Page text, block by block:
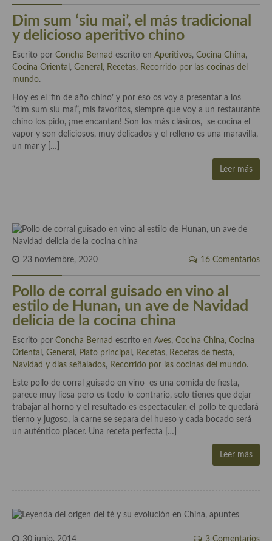
El mundo del vino y las bebidas
En la mesa: menaje, vajilla, técnicas de emplatado, decoración
Especias, hierbas, condimentos, espesantes y aditivos
Historia de la gastronomía, platos celebres, cocineros, críticos,
historias culinarias y otras cosas
Origen y evolución de la comida
Viajes eno-gastro-turísticos
Las opiniones de la «Cocinera»
Prensa
Recetas
Acompañamientos
Airfryer recetas
Aderezos, salsas, vinagretas, especias, hierbas aromáticas o
aditivos
Especias, mezclas de especias
Dim sum ‘siu mai’, el más tradicional
y delicioso aperitivo chino
Escrito por Concha Bernad escrito en Aperitivos, Cocina China,
Cocina Oriental , General , Recetas, Recorrido por las cocinas del
mundo.
Hoy es el ‘fin de año chino’ y por eso os voy a presentar a los
“dim sum siu mai”, mis favoritos, siempre que voy a un restaurante
chino los pido, ¡me encantan! Son los más clásicos, se cocina el
vapor y son deliciosos, muy delicados y el relleno es una maravilla,
un mar y […]
Leer más
23 noviembre, 2020 16 Comentarios
Pollo de corral guisado en vino al
estilo de Hunan, un ave de Navidad
delicia de la cocina china
Escrito por Concha Bernad escrito en Aves, Cocina China, Cocina
Oriental , General , Plato principal , Recetas, Recetas de fiesta,
Navidad y días señalados, Recorrido por las cocinas del mundo.
Este pollo de corral guisado en vino es una comida de fiesta,
parece muy liosa pero es todo lo contrario, solo tienes que dejar
trabajar al horno y el resultado es espectacular, el pollo te quedará
tierno y jugoso, la carne se separa del hueso y cada bocado será
un auténtico placer. Una receta perfecta […]
Leer más
30 junio, 2014 3 Comentarios